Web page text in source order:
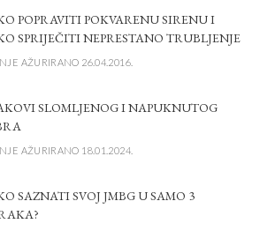
POPRAVITI POKVARENU SIRENU I
SPRIJEČITI NEPRESTANO TRUBLJENJE
AŽURIRANO 26.04.2016.
SLOMLJENOG I NAPUKNUTOG
AŽURIRANO 18.01.2024.
SAZNATI SVOJ JMBG U SAMO 3